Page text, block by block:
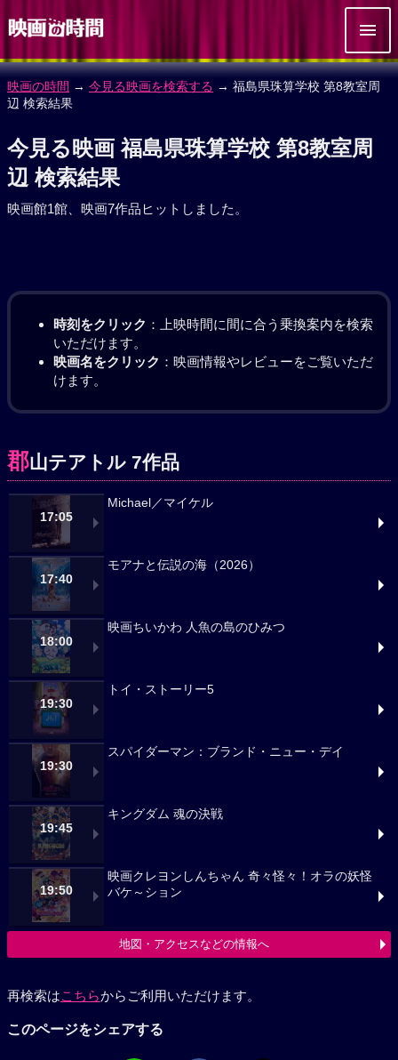
映画の時間 → 今見る映画を検索する → 福島県珠算学校 第8教室周
辺 検索結果
今見る映画 福島県珠算学校 第8教室周
辺 検索結果
映画館1館、映画7作品ヒットしました。
時刻をクリック ：上映時間に間に合う乗換案内を検索
いただけます。
映画名をクリック ：映画情報やレビューをご覧いただ
けます。
郡山テアトル 7作品
17:05
Michael／マイケル
17:40
モアナと伝説の海（2026）
18:00
映画ちいかわ 人魚の島のひみつ
19:30
トイ・ストーリー5
19:30
スパイダーマン：ブランド・ニュー・デイ
19:45
キングダム 魂の決戦
19:50
映画クレヨンしんちゃん 奇々怪々！オラの妖怪
バケ～ション
地図・アクセスなどの情報へ
再検索はこちらからご利用いただけます。
このページをシェアする